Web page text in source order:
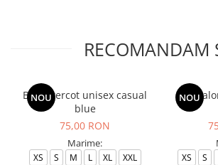
RECOMANDAM
NOU
Bluza tercot unisex casual
blue
75,00 RON
Marime:
XS S M L XL XXL
NOU
XS S